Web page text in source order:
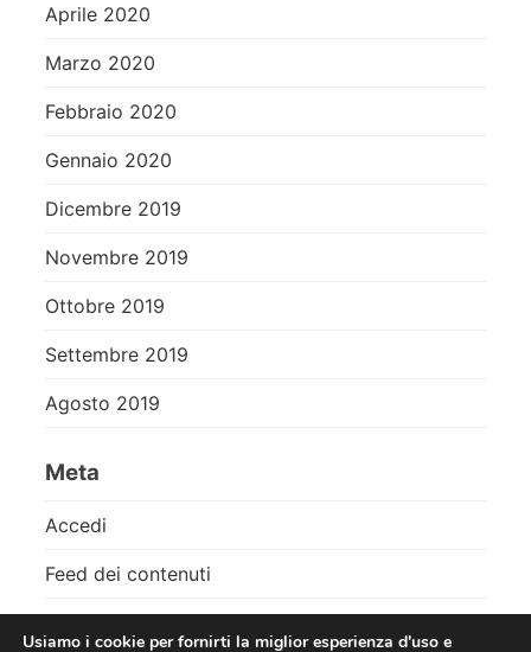
Aprile 2020
Marzo 2020
Febbraio 2020
Gennaio 2020
Dicembre 2019
Novembre 2019
Ottobre 2019
Settembre 2019
Agosto 2019
Meta
Accedi
Feed dei contenuti
Usiamo i cookie per fornirti la miglior esperienza d'uso e